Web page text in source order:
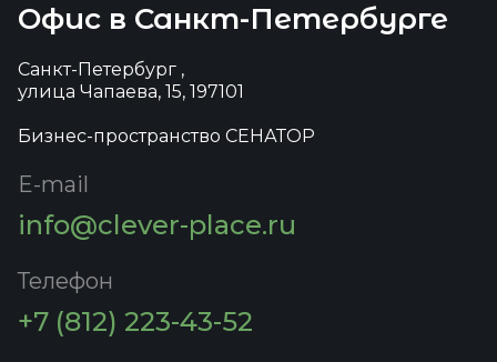
Офис в Санкт-Петербурге
Санкт-Петербург ,
улица Чапаева, 15, 197101
Бизнес-пространство СЕНАТОР
E-mail
info@clever-place.ru
Телефон
+7 (812) 223-43-52